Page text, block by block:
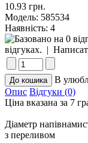
10.93 грн.
Модель: 585534
Наявність: 4
відгуках. |
В
Опис Відгуки (0)
Ціна вказана за 7
Діаметр
з переливом